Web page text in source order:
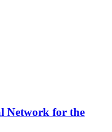
Network for the